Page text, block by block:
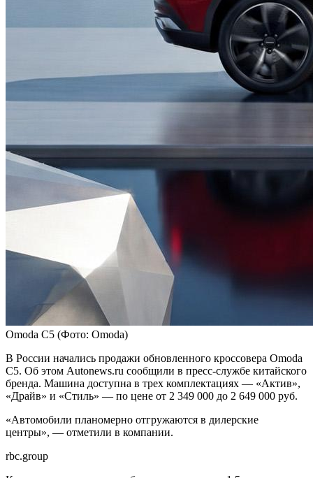
Omoda C5 (Фото: Omoda)
В России начались продажи обновленного кроссовера Omoda
C5. Об этом Autonews.ru сообщили в пресс-службе китайского
бренда. Машина доступна в трех комплектациях — «Актив»,
«Драйв» и «Стиль» — по цене от 2 349 000 до 2 649 000 руб.
«Автомобили планомерно отгружаются в дилерские
центры», — отметили в компании.
rbc.group